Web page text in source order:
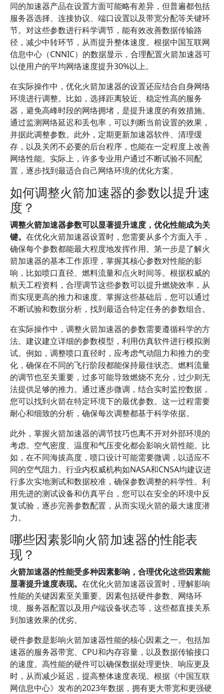
同的加速器产品在设置方面可能略有差异，但普遍都包括
服务器选择、连接协议、端口设置以及带宽分配等关键环
节。对这些参数进行科学调节，能有效改善数据传输路
径，减少中转环节，从而提升整体速度。根据中国互联网
信息中心（CNNIC）的数据显示，合理配置火箭加速器可
以使用户的平均网络速度提升30%以上。
在实际操作中，优化火箭加速器的设置还应结合自身网络
环境进行调整。比如，选择距离较近、稳定性高的服务
器，避免高峰时段的网络拥堵，是提升速度的有效措施。
通过监测网络延迟和丢包率，可以判断当前设置的效果，
并据此调整参数。此外，定期更新加速器软件、清理缓
存，以及关闭不必要的后台程序，也能在一定程度上改善
网络性能。实际上，许多专业用户通过不断试验不同配
置，逐步找到最适合自己网络环境的优化方案。
如何调整火箭加速器的参数以提升速
度？
调整火箭加速器参数可以显著提升速度，优化性能成为关
键。 在优化火箭加速器设置时，您需要从多个方面入手，
确保每个参数都能最大程度地发挥作用。第一步是了解火
箭加速器的基本工作原理，掌握其核心参数对性能的影
响，比如喷口直径、燃料流量和点火时间等。根据权威的
航天工程资料，合理调节这些参数可以提升燃烧效率，从
而实现更高的推力和速度。掌握这些基础后，您可以通过
不断试验和数据分析，找到最适合特定任务的参数组合。
在实际操作中，调整火箭加速器的参数需要遵循科学的方
法。建议建立详细的参数模型，利用仿真软件进行模拟测
试。例如，调整喷口直径时，应考虑气动阻力和推力的变
化，确保在不同的飞行阶段都能保持最佳状态。燃料流量
的调节也至关重要，过多可能导致燃烧不充分，过少则无
法提供足够的推力。通过逐步微调，结合实时监控数据，
您可以找到火箭在特定环境下的最优参数。这一过程需要
耐心和细致的分析，确保每次调整都基于科学依据。
此外，掌握火箭加速器的调节技巧也离不开对外部环境的
考虑。空气密度、温度和气压变化都会影响火箭性能。比
如，在不同海拔高度，喷口设计可能需要微调，以适应不
同的空气阻力。行业内权威机构如NASA和CNSA均建议进
行多次实地测试和数据校准，确保参数调整的科学性。利
用先进的测试设备和仿真平台，您可以在安全的环境中反
复试验，逐步完善参数配置，从而实现火箭的最大速度潜
力。
哪些因素影响火箭加速器的性能表
现？
火箭加速器的性能受多种因素影响，合理优化这些因素能
显著提升速度表现。 在优化火箭加速器设置时，理解影响
性能的关键因素至关重要。因素包括硬件参数、网络环
境、服务器配置以及用户端设备状态等，这些都直接关系
到加速效果的优劣。
硬件参数是影响火箭加速器性能的核心因素之一。包括加
速器的服务器带宽、CPU和内存容量，以及数据传输接口
的速度。高性能的硬件可以确保数据处理更快、响应更及
时，从而减少延迟，提高整体速度表现。根据《中国互联
网信息中心》发布的2023年数据，拥有更大带宽和更强硬